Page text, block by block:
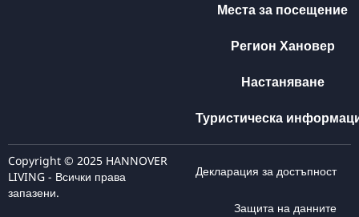
Места за посещение
Регион Хановер
Настаняване
Туристическа
Copyright © 2025 HANNOVER
LIVING - Всички права
запазени.
Декларация за достъпност
Защита на данните